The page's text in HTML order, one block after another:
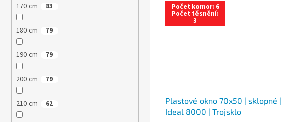
170 cm 83
180 cm 79
190 cm 79
200 cm 79
210 cm 62
Počet komor: 6
Počet těsnění:
3
Plastové okno 70x50 | sklopné |
Ideal 8000 | Trojsklo